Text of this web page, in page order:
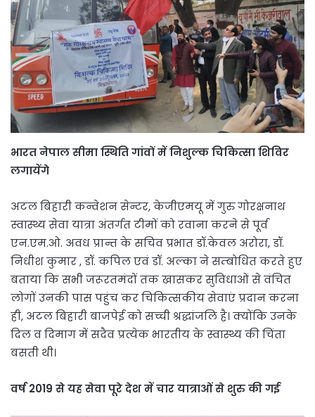
भारत नेपाल सीमा स्थिति गांवों में निशुल्क चिकित्सा शिविर
लगायेंगे
अटल बिहारी कन्वेशन सेन्टर, केजीएमयू में गुरु गोरक्षनाथ
स्वास्थ्य सेवा यात्रा अंतर्गत टीमों को रवाना करने से पूर्व
एन.एम.ओ. अवध प्रान्त के सचिव प्रभात डॉ.केवल अरोरा, डॉ.
निधीश कुमार , डॉ. कपिल एवं डॉ. अल्का ने सम्बोधित करते हुए
बताया कि सभी जरूरतमंदों तक खासकर सुविधाओं से वंचित
लोगों उनकी पास पहुंच कर चिकित्सकीय सेवाएं प्रदान करना
ही, अटल बिहारी बाजपेई को सच्ची श्रद्धांजलि है। क्योंकि उनके
दिल व दिमाग में सदैव प्रत्येक भारतीय के स्वास्थ्य की चिंता
बसती थी।
वर्ष 2019 से यह सेवा पूरे देश में चार यात्राओं से शुरु की गई